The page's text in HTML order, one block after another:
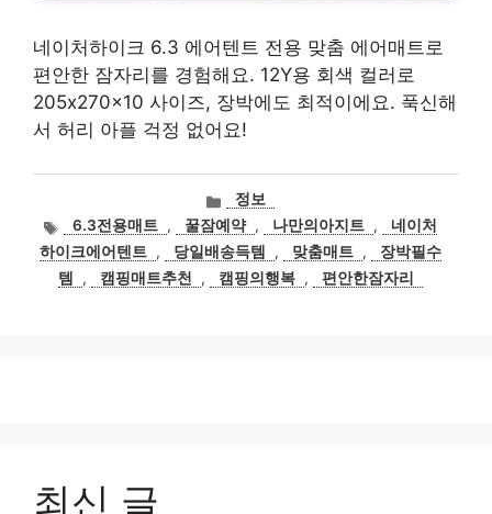
네이처하이크 6.3 에어텐트 전용 맞춤 에어매트로
편안한 잠자리를 경험해요. 12Y용 회색 컬러로
205x270x10 사이즈, 장박에도 최적이에요. 푹신해
서 허리 아플 걱정 없어요!
카
테
고
리
정보
태
그
6.3전용매트 , 꿀잠예약 , 나만의아지트 ,
네이처
하이크에어텐트 , 당일배송득템 , 맞춤매트 ,
장박필수
템
, 캠핑매트추천 , 캠핑의행복 , 편안한잠자리
최신 글